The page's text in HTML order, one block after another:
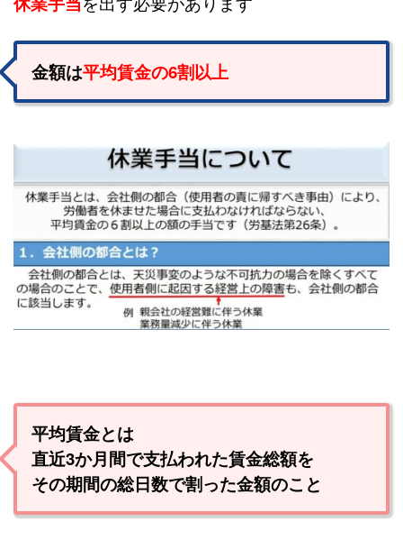
金額は平均賃金の6割以上
平均賃金とは
直近3か月間で支払われた賃金総額を
その期間の総日数で割った金額のこと